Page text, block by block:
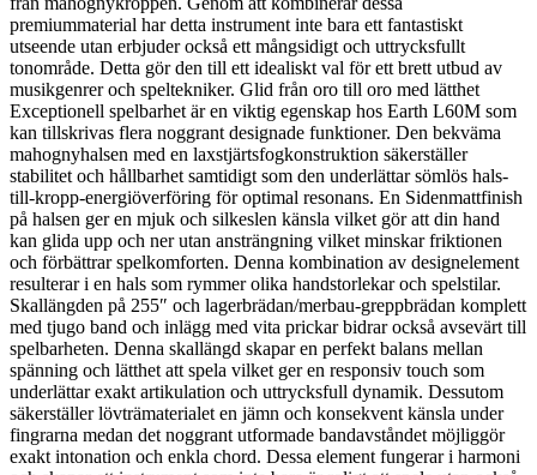
premiummaterial har detta instrument inte bara ett fantastiskt
utseende utan erbjuder också ett mångsidigt och uttrycksfullt
tonområde. Detta gör den till ett idealiskt val för ett brett utbud av
musikgenrer och speltekniker. Glid från oro till oro med lätthet
Exceptionell spelbarhet är en viktig egenskap hos Earth L60M som
kan tillskrivas flera noggrant designade funktioner. Den bekväma
mahognyhalsen med en laxstjärtsfogkonstruktion säkerställer
stabilitet och hållbarhet samtidigt som den underlättar sömlös hals-
till-kropp-energiöverföring för optimal resonans. En Sidenmattfinish
på halsen ger en mjuk och silkeslen känsla vilket gör att din hand
kan glida upp och ner utan ansträngning vilket minskar friktionen
och förbättrar spelkomforten. Denna kombination av designelement
resulterar i en hals som rymmer olika handstorlekar och spelstilar.
Skallängden på 255″ och lagerbrädan/merbau-greppbrädan komplett
med tjugo band och inlägg med vita prickar bidrar också avsevärt till
spelbarheten. Denna skallängd skapar en perfekt balans mellan
spänning och lätthet att spela vilket ger en responsiv touch som
underlättar exakt artikulation och uttrycksfull dynamik. Dessutom
säkerställer lövträmaterialet en jämn och konsekvent känsla under
fingrarna medan det noggrant utformade bandavståndet möjliggör
exakt intonation och enkla chord. Dessa element fungerar i harmoni